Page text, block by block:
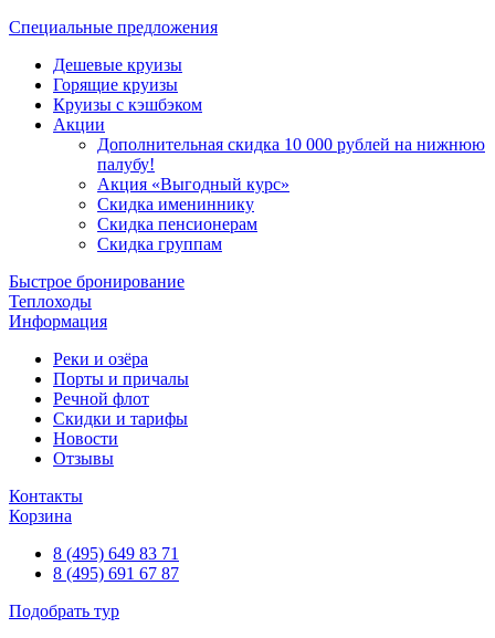
Специальные предложения
Дешевые круизы
Горящие круизы
Круизы с кэшбэком
Акции
Дополнительная скидка 10 000 рублей на нижнюю
палубу!
Акция «Выгодный курс»
Скидка имениннику
Скидка пенсионерам
Скидка группам
Быстрое бронирование
Теплоходы
Информация
Реки и озёра
Порты и причалы
Речной флот
Скидки и тарифы
Новости
Отзывы
Контакты
Корзина
8 (495) 649 83 71
8 (495) 691 67 87
Подобрать тур